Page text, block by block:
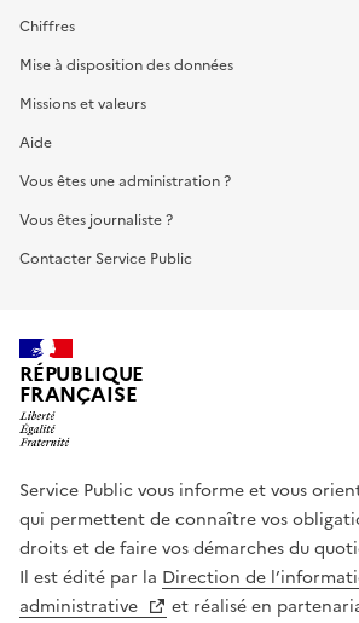
Chiffres
Mise à disposition des données
Missions et valeurs
Aide
Vous êtes une administration ?
Vous êtes journaliste ?
Contacter Service Public
RÉPUBLIQUE
FRANÇAISE
Service Public vous informe et vous
qui permettent de connaître vos
droits et de faire vos démarches du
Il est édité par la Direction de
administrative
et réalisé en